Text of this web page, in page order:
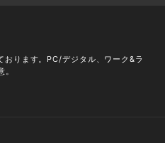
おります。PC/デジタル、ワーク&ラ